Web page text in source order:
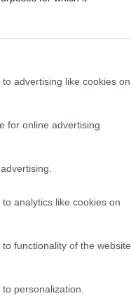
advertising like cookies on
for online advertising
analytics like cookies on
functionality of the website
personalization.